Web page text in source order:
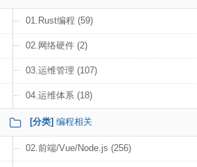
01.Rust编程 (59)
02.网络硬件 (2)
03.运维管理 (107)
04.运维体系 (18)
[分类] 编程相关
02.前端/Vue/Node.js (256)